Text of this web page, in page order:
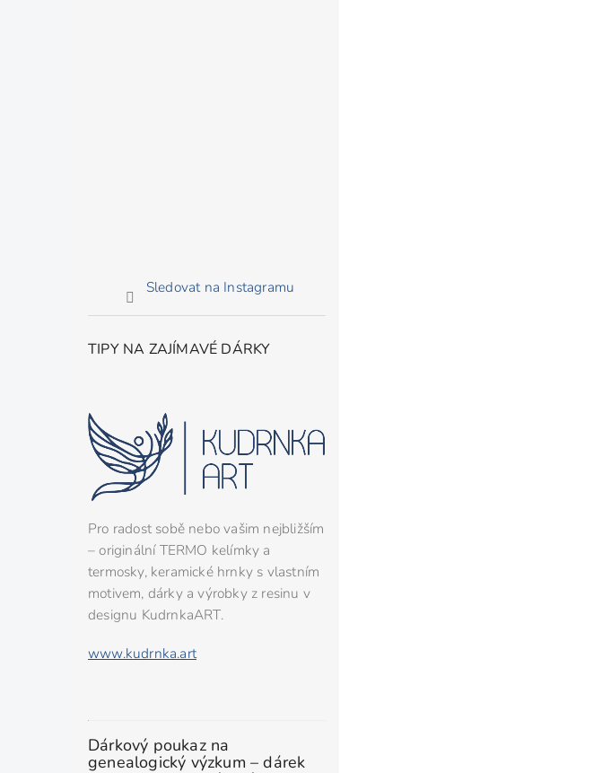
Sledovat na Instagramu
TIPY NA ZAJÍMAVÉ DÁRKY
Pro radost sobě nebo vašim nejbližším
– originální TERMO kelímky a
termosky, keramické hrnky s vlastním
motivem, dárky a výrobky z resinu v
designu KudrnkaART.
www.kudrnka.art
Dárkový poukaz na
genealogický výzkum – dárek